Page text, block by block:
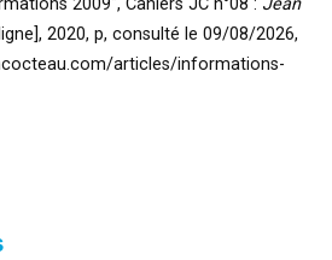
2009", Cahiers JC n°08 : Jean
2020, p, consulté le 09/08/2026,
articles/informations-
précédent :